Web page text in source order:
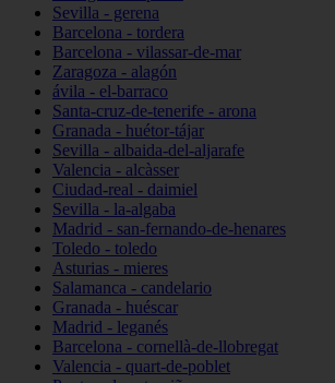
Sevilla - gerena
Barcelona - tordera
Barcelona - vilassar-de-mar
Zaragoza - alagón
ávila - el-barraco
Santa-cruz-de-tenerife - arona
Granada - huétor-tájar
Sevilla - albaida-del-aljarafe
Valencia - alcàsser
Ciudad-real - daimiel
Sevilla - la-algaba
Madrid - san-fernando-de-henares
Toledo - toledo
Asturias - mieres
Salamanca - candelario
Granada - huéscar
Madrid - leganés
Barcelona - cornellà-de-llobregat
Valencia - quart-de-poblet